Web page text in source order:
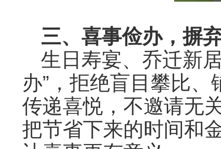
三、喜事俭办，摒
生日寿宴、乔迁新
办”，拒绝盲目攀比
传递喜悦，不邀请无
把节省下来的时间和